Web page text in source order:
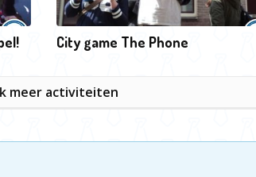
City game The Phone
meer activiteiten